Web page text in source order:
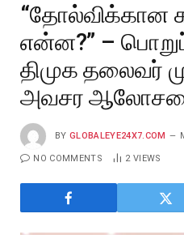
“தோல்விக்கான
என்ன?” –
திமுக தலைவர்
அவசர
BY GLOBALEYE24X7.COM
NO COMMENTS 2 VIEWS